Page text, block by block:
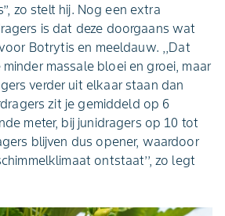
zo stelt hij. Nog een extra
is dat deze doorgaans wat
Botrytis en meeldauw. ,,Dat
massale bloei en groei, maar
verder uit elkaar staan dan
zit je gemiddeld op 6
meter, bij junidragers op 10 tot
blijven dus opener, waardoor
ontstaat’’, zo legt